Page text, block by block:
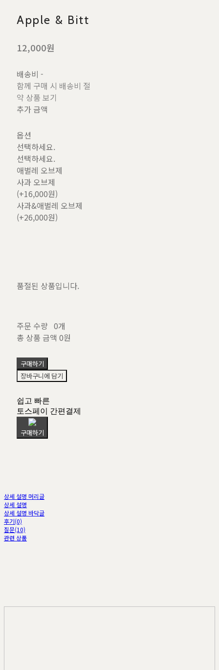
Apple & Bitt
12,000원
배송비 -
함께 구매 시 배송비 절
약 상품 보기
추가 금액
옵션
선택하세요.
선택하세요.
애벌레 오브제
사과 오브제
(+16,000원)
사과&애벌레 오브제
(+26,000원)
품절된 상품입니다.
주문 수량 0개
총 상품 금액 0원
구매하기
장바구니에 담기
쉽고 빠른
토스페이 간편결제
구매하기
상세 설명 머리글
상세 설명
상세 설명 바닥글
후기(0)
질문(10)
관련 상품